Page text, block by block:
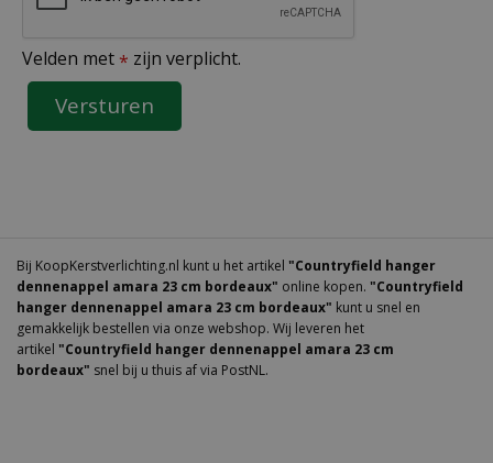
Velden met * zijn verplicht.
Bij KoopKerstverlichting.nl kunt u het artikel "Countryfield hanger
dennenappel amara 23 cm bordeaux" online kopen. "Countryfield
hanger dennenappel amara 23 cm bordeaux" kunt u snel en
gemakkelijk bestellen via onze webshop. Wij leveren het
artikel "Countryfield hanger dennenappel amara 23 cm
bordeaux" snel bij u thuis af via PostNL.